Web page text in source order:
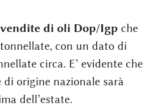
di oli Dop/Igp che
con un dato di
circa. E’ evidente che
di origine nazionale sarà
dell’estate.